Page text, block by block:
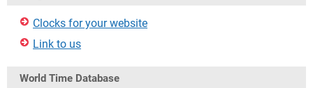
Clocks for your website
Link to us
World Time Database